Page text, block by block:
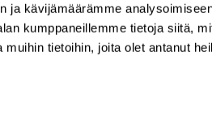
ja kävijämäärämme
kumppaneillemme tietoja siitä,
muihin tietoihin, joita olet antanut
KIRJAUDU